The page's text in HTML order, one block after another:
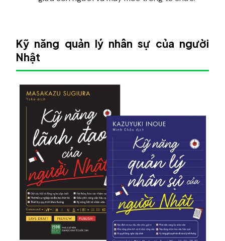
Kỹ năng quản lý nhân sự của người
Nhật